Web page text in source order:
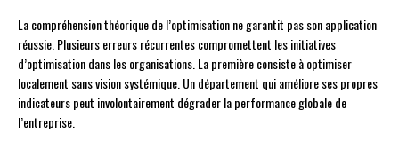
La compréhension théorique de l’optimisation ne garantit pas son application
réussie. Plusieurs erreurs récurrentes compromettent les initiatives
d’optimisation dans les organisations. La première consiste à optimiser
localement sans vision systémique. Un département qui améliore ses propres
indicateurs peut involontairement dégrader la performance globale de
l’entreprise.